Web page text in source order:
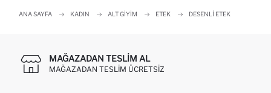
ANA SAYFA KADIN ALT GIYIM ETEK DESENLI ETEK
MAĞAZADAN TESLIM AL
MAĞAZADAN TESLIM ÜCRETSIZ